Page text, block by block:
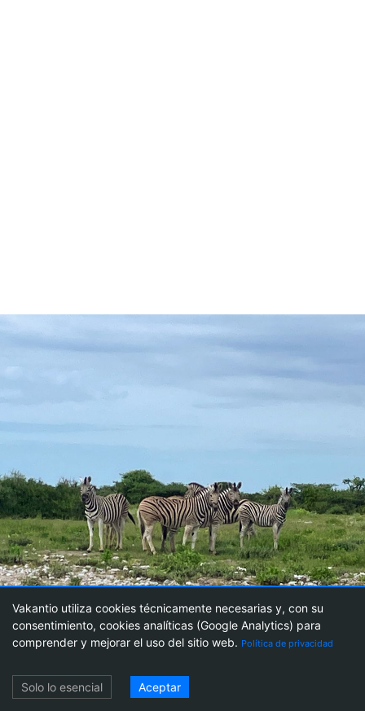
39
Vakantio utiliza cookies técnicamente necesarias y, con su
consentimiento, cookies analíticas (Google Analytics) para
comprender y mejorar el uso del sitio web. Política de privacidad
Solo lo esencial Aceptar